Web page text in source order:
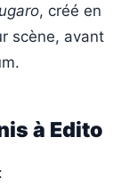
, créé en
scène, avant
à Edito